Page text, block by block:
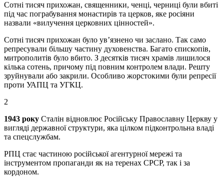
Сотні тисяч прихожан, священники, ченці, черниці були вбиті
під час пограбування монастирів та церков, яке росіяни
назвали «вилучення церковних цінностей».
Сотні тисяч прихожан було ув’язнено чи заслано. Так само
репресували більшу частину духовенства. Багато єпископів,
митрополитів було вбито. З десятків тисяч храмів лишилося
кілька сотень, причому під повним контролем влади. Решту
зруйнували або закрили. Особливо жорстокими були репресії
проти УАПЦ та УГКЦ.
2
1943 року Сталін відновлює Російську Православну Церкву у
вигляді державної структури, яка цілком підконтрольна владі
та спецслужбам.
РПЦ стає частиною російської агентурної мережі та
інструментом пропаганди як на теренах СРСР, так і за
кордоном.